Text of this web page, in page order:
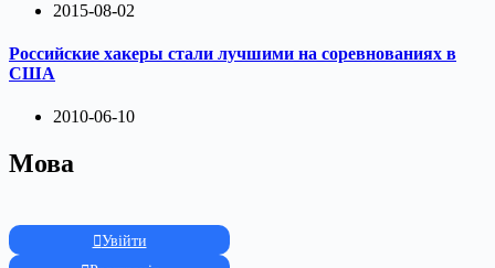
2015-08-02
Российские хакеры стали лучшими на соревнованиях в
США
2010-06-10
Мова
Увійти